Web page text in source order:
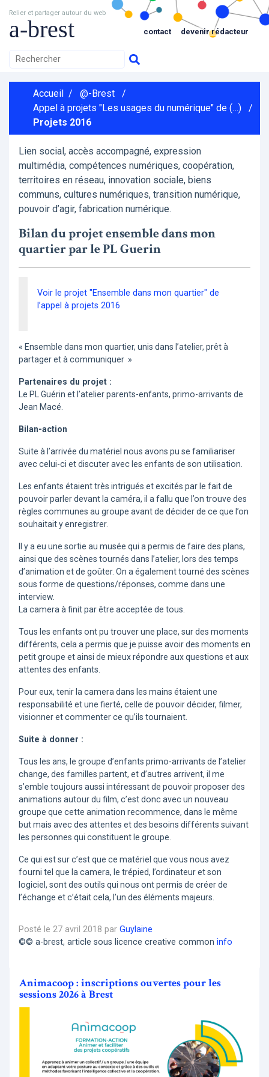
Relier et partager autour du web
a-brest contact devenir rédacteur
Accueil / @-Brest
/
Appel à projets "Les usages du numérique" de (…)
/
Projets 2016
Lien social, accès accompagné, expression
multimédia, compétences numériques, coopération,
territoires en réseau, innovation sociale, biens
communs, cultures numériques, transition numérique,
pouvoir d’agir, fabrication numérique.
Bilan du projet ensemble dans mon
quartier par le PL Guerin
Voir le projet "Ensemble dans mon quartier" de
l’appel à projets 2016
« Ensemble dans mon quartier, unis dans l’atelier, prêt à
partager et à communiquer »
Partenaires du projet :
Le PL Guérin et l’atelier parents-enfants, primo-arrivants de
Jean Macé.
Bilan-action
Suite à l’arrivée du matériel nous avons pu se familiariser
avec celui-ci et discuter avec les enfants de son utilisation.
Les enfants étaient très intrigués et excités par le fait de
pouvoir parler devant la caméra, il a fallu que l’on trouve des
règles communes au groupe avant de décider de ce que l’on
souhaitait y enregistrer.
Il y a eu une sortie au musée qui a permis de faire des plans,
ainsi que des scènes tournés dans l’atelier, lors des temps
d’animation et de goûter. On a également tourné des scènes
sous forme de questions/réponses, comme dans une
interview.
La camera à finit par être acceptée de tous.
Tous les enfants ont pu trouver une place, sur des moments
différents, cela a permis que je puisse avoir des moments en
petit groupe et ainsi de mieux répondre aux questions et aux
attentes des enfants.
Pour eux, tenir la camera dans les mains étaient une
responsabilité et une fierté, celle de pouvoir décider, filmer,
visionner et commenter ce qu’ils tournaient.
Suite à donner :
Tous les ans, le groupe d’enfants primo-arrivants de l’atelier
change, des familles partent, et d’autres arrivent, il me
s’emble toujours aussi intéressant de pouvoir proposer des
animations autour du film, c’est donc avec un nouveau
groupe que cette animation recommence, dans le même
but mais avec des attentes et des besoins différents suivant
les personnes qui constituent le groupe.
Ce qui est sur c’est que ce matériel que vous nous avez
fourni tel que la camera, le trépied, l’ordinateur et son
logiciel, sont des outils qui nous ont permis de créer de
l’échange et c’était cela, l’un des éléments majeurs.
Posté le 27 avril 2018 par Guylaine
©© a-brest, article sous licence creative common info
Animacoop : inscriptions ouvertes pour les
sessions 2026 à Brest